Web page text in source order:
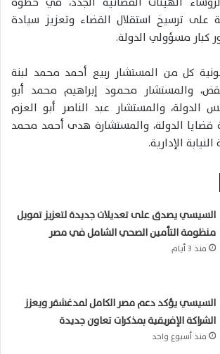
ترسيخ استقلال القضاء وتعزيز سيادة
كبار مسؤولي الدولة.
كل من المستشار ربيع أحمد محمد لبنة
والمستشار محمود إبراهيم محمد أبو
الدولة، والمستشار عبد الناصر أبو العزم
قضايا الدولة، والمستشارة هدى أحمد محمد
الإدارية.
السيسي يصدق على تعديلات جديدة لتعزيز تمويل
منظومة التأمين الصحي الشامل في مصر
منذ 3 أيام
السيسي يؤكد دعم مصر الكامل لمدغشقر ويعزز
الشراكة الإفريقية بمذكرات تعاون جديدة
منذ أسبوع واحد